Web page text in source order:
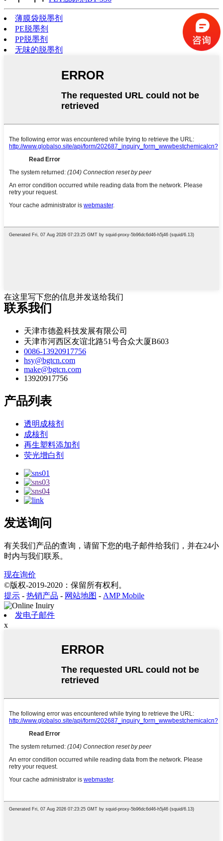
薄膜袋脱墨剂
PE脱墨剂
PP脱墨剂
无味的脱墨剂
在这里写下您的信息并发送给我们
联系我们
天津市德盈科技发展有限公司
天津市河西区友谊北路51号合众大厦B603
0086-13920917756
hsy@bgtcn.com
make@bgtcn.com
13920917756
产品列表
透明成核剂
成核剂
再生塑料添加剂
荧光增白剂
发送询问
有关我们产品的查询，请留下您的电子邮件给我们，并在24小
时内与我们联系。
现在询价
©版权-2019-2020：保留所有权利。
提示 - 热销产品 - 网站地图 - AMP Mobile
发电子邮件
x